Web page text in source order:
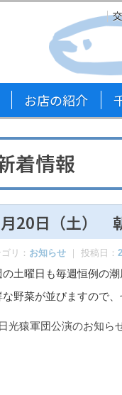
お店の紹介
着情報
20日（土）
リ： お知らせ ｜ 投稿日：
の土曜日も毎週恒例の
な野菜が並びますので
日光猿軍団公演のお知ら